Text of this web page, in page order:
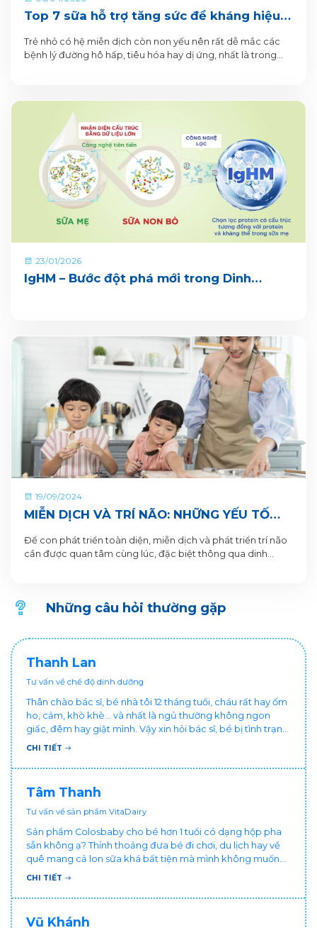
Top 7 sữa hỗ trợ tăng sức đề kháng hiệu
Trẻ nhỏ có hệ miễn dịch còn non yếu nên rất dễ mắc các
bệnh lý đường hô hấp, tiêu hóa hay dị ứng, nhất là trong
23/01/2026
IgHM – Bước đột phá mới trong Dinh
19/09/2024
MIỄN DỊCH VÀ TRÍ NÃO: NHỮNG YẾU TỐ
DIỆN
Để con phát triển toàn diện, miễn dịch và phát triển trí não
cần được quan tâm cùng lúc, đặc biệt thông qua dinh
Những câu hỏi thường gặp
Thanh Lan
Tư vấn về chế độ dinh dưỡng
Thân chào bác sĩ, bé nhà tôi 12 tháng tuổi, cháu rất hay ốm
ho, cảm, khò khè... và nhất là ngủ thường không ngon
giấc, đêm hay giật mình. Vậy xin hỏi bác sĩ, bé bị tình trạng
vậy nên làm sao để con khỏe mạnh và ngủ ngon giấc hơn
chăm cháu hay ốm ạ?. Cảm ơn bác sĩ.
CHI TIẾT
Tâm Thanh
Tư vấn về sản phẩm VitaDairy
Sản phẩm Colosbaby cho bé hơn 1 tuổi có dạng hộp pha
sẵn không ạ? Thỉnh thoảng đưa bé đi chơi, du lịch hay về
quê mang cả lon sữa khá bất tiện mà mình không muốn
đổi cho bé dùng sữa tươi hộp khác sợ bé nạ sữa ảnh
CHI TIẾT
Vũ Khánh